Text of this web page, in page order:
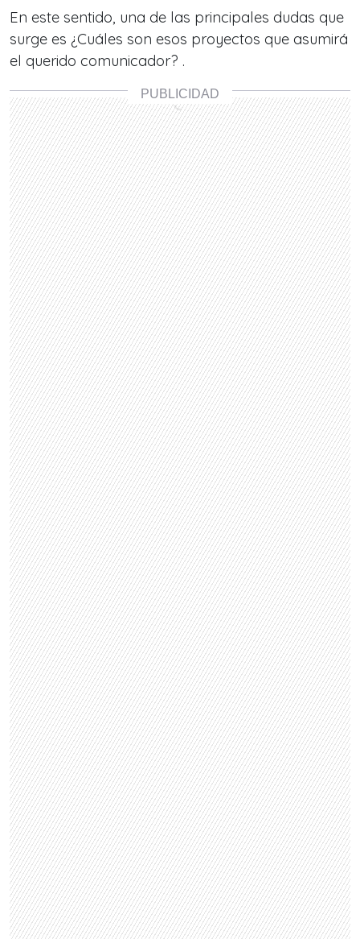
En este sentido, una de las principales dudas que
surge es ¿Cuáles son esos proyectos que asumirá
el querido comunicador? .